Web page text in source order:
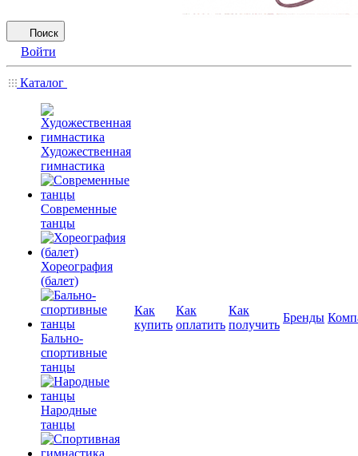
Поиск
Войти
Каталог
Художественная
гимнастика
Современные
танцы
Хореография
(балет)
Бально-
спортивные
танцы
Народные
танцы
Как
купить
Как
оплатить
Как
получить
Бренды